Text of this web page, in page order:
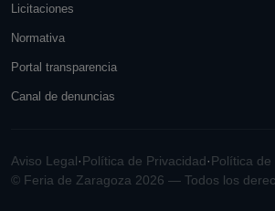
Licitaciones
Normativa
Portal transparencia
Canal de denuncias
Aviso Legal·Política de Privacidad·Política de
© Feria de Zaragoza 2026 — Todos los